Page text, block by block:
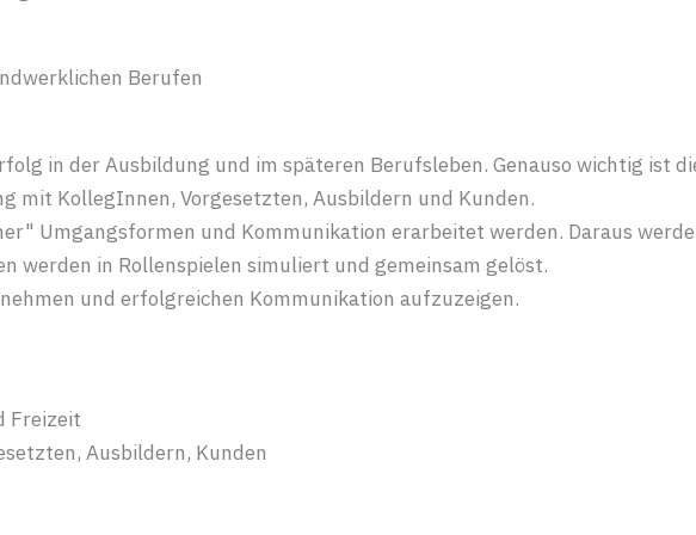
Berufen
in der Ausbildung und im späteren Berufsleben. Genauso wichtig ist
mit KollegInnen, Vorgesetzten, Ausbildern und Kunden.
Umgangsformen und Kommunikation erarbeitet werden. Daraus
werden in Rollenspielen simuliert und gemeinsam gelöst.
und erfolgreichen Kommunikation aufzuzeigen.
Freizeit
Ausbildern, Kunden